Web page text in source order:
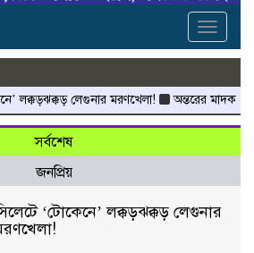
Toggle
লক্কড়ঝক্কড় লেগুনার মরণখেলা!
অন্তরের
সর্বশেষ
জনপ্রিয়
‘টোকেনে’ লক্কড়ঝক্কড় লেগুনার